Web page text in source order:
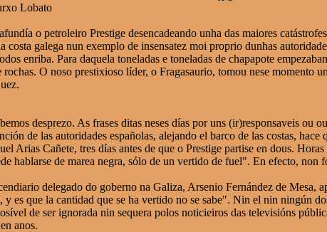
Lobato
o petroleiro Prestige desencadeando unha das maiores
costa galega nun exemplo de insensatez moi proprio dunhas
enriba. Para daquela toneladas e toneladas de chapapote
O noso prestixioso líder, o Fragasaurio, tomou nese momento
desprezo. As frases ditas neses días por uns (ir)responsaveis ou
de las autoridades españolas, alejando el barco de las costas,
Arias Cañete, tres días antes de que o Prestige partise en dous.
hablarse de marea negra, sólo de un vertido de fuel". En efecto, non
delegado do goberno na Galiza, Arsenio Fernández de Mesa,
es que la cantidad que se ha vertido no se sabe". Nin el nin ningún
de ser ignorada nin sequera polos noticieiros das televisións
anos.